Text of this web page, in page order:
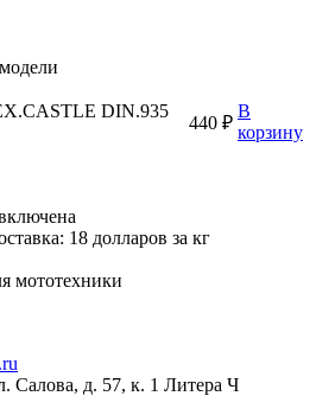
DIN.935
440 ₽
В
корзину
18 долларов за кг
мототехники
Салова, д. 57, к. 1 Литера Ч